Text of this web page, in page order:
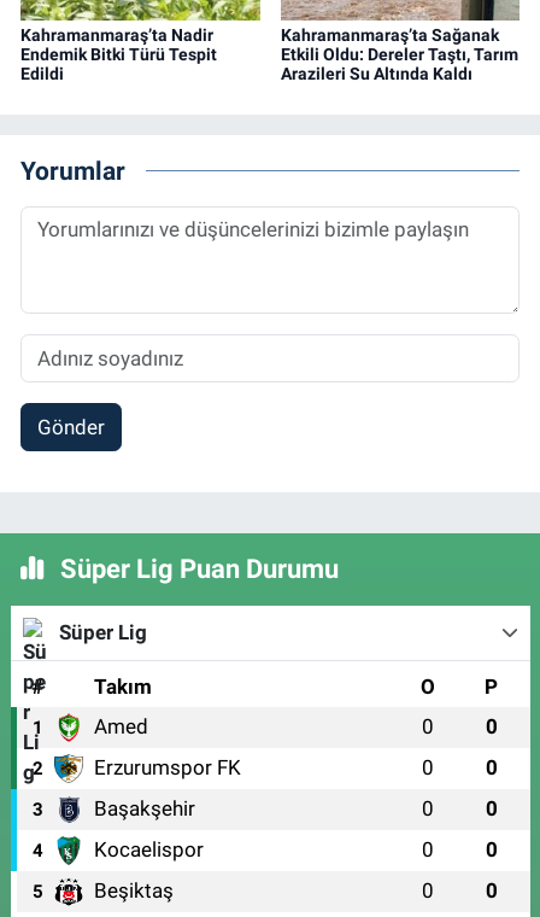
Kahramanmaraş’ta Nadir
Endemik Bitki Türü Tespit
Edildi
Kahramanmaraş’ta Sağanak
Etkili Oldu: Dereler Taştı, Tarım
Arazileri Su Altında Kaldı
Yorumlar
Gönder
Süper Lig Puan Durumu
Süper Lig
# Takım O P
1 Amed 0 0
2 Erzurumspor FK 0 0
3 Başakşehir 0 0
4 Kocaelispor 0 0
5 Beşiktaş 0 0